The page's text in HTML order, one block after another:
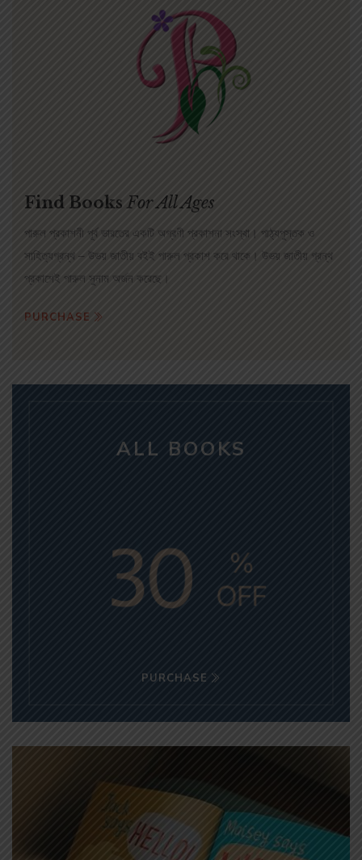
Find BooksFor All Ages
পারুল প্রকাশনী পূর্ব ভারতের একটি অগ্রণী প্রকাশনা সংস্থা। পাঠ্যপুস্তক ও
সাহিত্যগ্রন্থ – উভয় জাতীয় বইই পারুল প্রকাশ করে থাকে। উভয় জাতীয় গ্রন্থ
প্রকাশেই পারুল সুনাম অর্জন করেছে।
PURCHASE
ALL BOOKS
PURCHASE